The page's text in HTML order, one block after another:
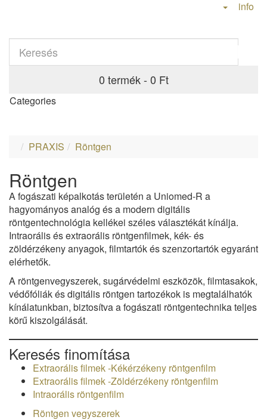
info
0 termék - 0 Ft
Categories
PRAXIS Röntgen
Röntgen
A fogászati képalkotás területén a Uniomed-R a
hagyományos analóg és a modern digitális
röntgentechnológia kellékei széles választékát kínálja.
Intraorális és extraorális röntgenfilmek, kék- és
zöldérzékeny anyagok, filmtartók és szenzortartók egyaránt
elérhetők.
A röntgenvegyszerek, sugárvédelmi eszközök, filmtasakok,
védőfóliák és digitális röntgen tartozékok is megtalálhatók
kínálatunkban, biztosítva a fogászati röntgentechnika teljes
körű kiszolgálását.
Keresés finomítása
Extraorális filmek -Kékérzékeny röntgenfilm
Extraorális filmek -Zöldérzékeny röntgenfilm
Intraorális röntgenfilm
Röntgen vegyszerek